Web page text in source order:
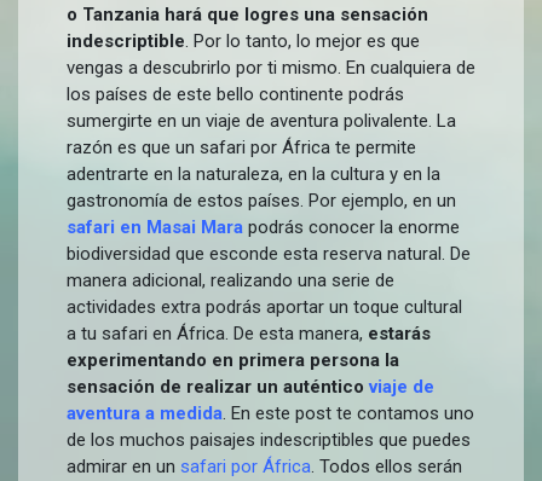
o Tanzania hará que logres una sensación
indescriptible. Por lo tanto, lo mejor es que
vengas a descubrirlo por ti mismo. En cualquiera de
los países de este bello continente podrás
sumergirte en un viaje de aventura polivalente. La
razón es que un safari por África te permite
adentrarte en la naturaleza, en la cultura y en la
gastronomía de estos países. Por ejemplo, en un
safari en Masai Mara podrás conocer la enorme
biodiversidad que esconde esta reserva natural. De
manera adicional, realizando una serie de
actividades extra podrás aportar un toque cultural
a tu safari en África. De esta manera, estarás
experimentando en primera persona la
sensación de realizar un auténticoviaje de
aventura a medida. En este post te contamos uno
de los muchos paisajes indescriptibles que puedes
admirar en un safari por África. Todos ellos serán